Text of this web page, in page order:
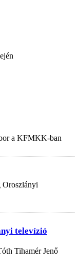
a KFMKK-ban
Oroszlányi
televízió
Tihamér Jenő